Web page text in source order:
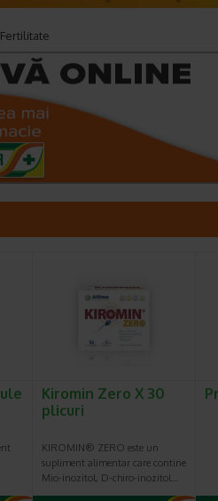
Fertilitate
Kiromin Zero X 30
plicuri
KIROMIN® ZERO este un
supliment alimentar care contine
Mio-inozitol, D-chiro-inozitol…